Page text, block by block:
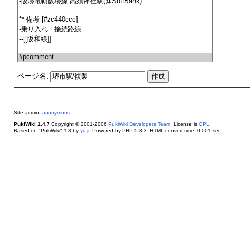
ページ名:
Site admin: anonymous
PukiWiki 1.4.7Copyright © 2001-2006 PukiWiki Developers Team. License is GPL
Based on "PukiWiki" 1.3 by yu-ji. Powered by PHP 5.3.3. HTML convert time: 0.001 sec.